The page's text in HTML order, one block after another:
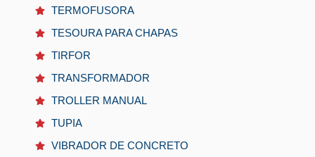
TERMOFUSORA
TESOURA PARA CHAPAS
TIRFOR
TRANSFORMADOR
TROLLER MANUAL
TUPIA
VIBRADOR DE CONCRETO